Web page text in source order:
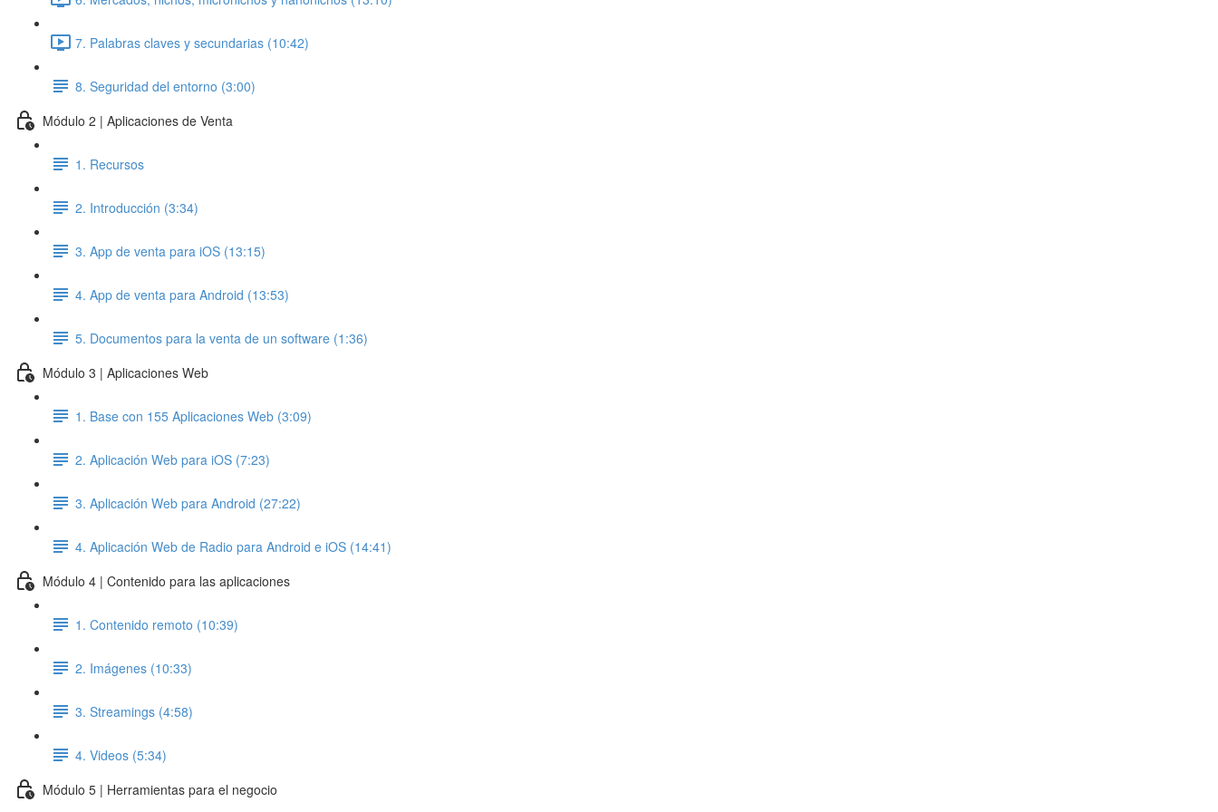
7. Palabras claves y secundarias (10:42)
8. Seguridad del entorno (3:00)
Módulo 2 | Aplicaciones de Venta
1. Recursos
2. Introducción (3:34)
3. App de venta para iOS (13:15)
4. App de venta para Android (13:53)
5. Documentos para la venta de un software (1:36)
Módulo 3 | Aplicaciones Web
1. Base con 155 Aplicaciones Web (3:09)
2. Aplicación Web para iOS (7:23)
3. Aplicación Web para Android (27:22)
4. Aplicación Web de Radio para Android e iOS (14:41)
Módulo 4 | Contenido para las aplicaciones
1. Contenido remoto (10:39)
2. Imágenes (10:33)
3. Streamings (4:58)
4. Videos (5:34)
Módulo 5 | Herramientas para el negocio